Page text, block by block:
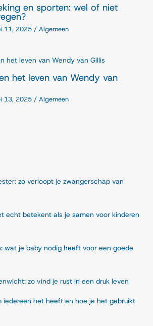
en sporten: wel of niet
11, 2025 /Algemeen
het leven van Wendy van
13, 2025 /Algemeen
zo verloopt je zwangerschap van
echt betekent als je samen voor kinderen
wat je baby nodig heeft voor een goede
zo vind je rust in een druk leven
iedereen het heeft en hoe je het gebruikt